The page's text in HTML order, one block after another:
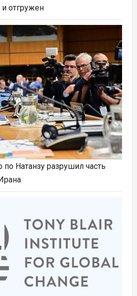
отгружен
Натанзу разрушил часть